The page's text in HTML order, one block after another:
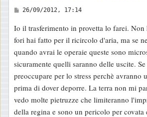
M
s
s
a
g
g
i
o
26/09/2012, 17:14
Io il trasferimento in provetta lo farei. Non
fori hai fatto per il ricircolo d'aria, ma se
quando avrai le operaie queste sono
sicuramente quelli saranno delle uscite.
preoccupare per lo stress perchè avranno
prima di dover deporre. La terra non mi
vedo molte pietruzze che limiteranno
della regina e sono un pericolo per covata